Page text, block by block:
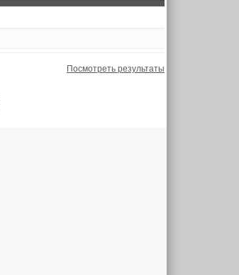
Посмотреть результаты